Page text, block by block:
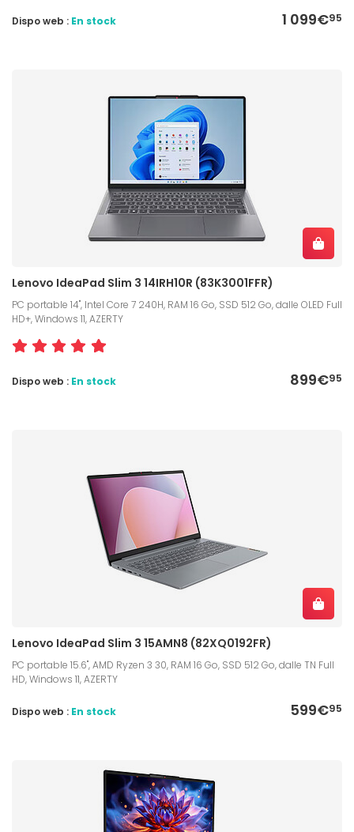
1 099€95
Dispo web : En stock
Lenovo IdeaPad Slim 3 14IRH10R (83K3001FFR)
PC portable 14", Intel Core 7 240H, RAM 16 Go, SSD 512 Go, dalle OLED Full
HD+, Windows 11, AZERTY
899€95
Dispo web : En stock
Lenovo IdeaPad Slim 3 15AMN8 (82XQ0192FR)
PC portable 15.6", AMD Ryzen 3 30, RAM 16 Go, SSD 512 Go, dalle TN Full
HD, Windows 11, AZERTY
599€95
Dispo web : En stock